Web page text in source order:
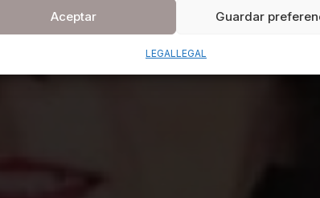
Aceptar Guardar
LEGALLEGAL